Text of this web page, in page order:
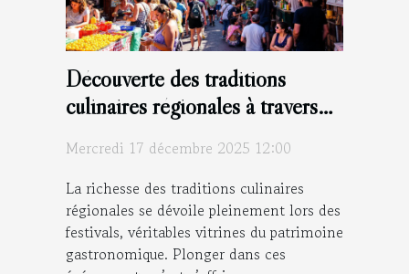
Découverte des traditions
culinaires régionales à travers
Mercredi 17 décembre 2025 12:00
La richesse des traditions culinaires
régionales se dévoile pleinement lors des
festivals, véritables vitrines du patrimoine
gastronomique. Plonger dans ces